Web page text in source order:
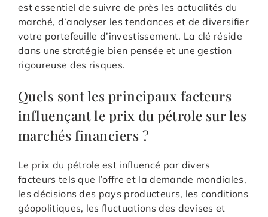
est essentiel de suivre de près les actualités du
marché, d’analyser les tendances et de diversifier
votre portefeuille d’investissement. La clé réside
dans une stratégie bien pensée et une gestion
rigoureuse des risques.
Quels sont les principaux facteurs
influençant le prix du pétrole sur les
marchés financiers ?
Le prix du pétrole est influencé par divers
facteurs tels que l’offre et la demande mondiales,
les décisions des pays producteurs, les conditions
géopolitiques, les fluctuations des devises et